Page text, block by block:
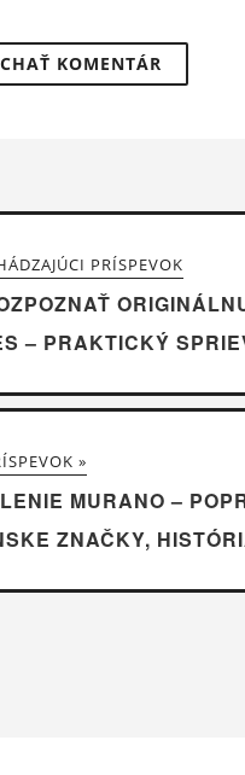
PRÍSPEVOK
– PRAKTICKÝ
»
MURANO –
ZNAČKY,